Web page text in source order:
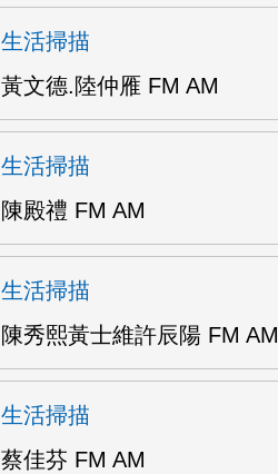
生活掃描
黃文德.陸仲雁 FM AM
生活掃描
陳殿禮 FM AM
生活掃描
陳秀熙黃士維許辰陽 FM AM
生活掃描
蔡佳芬 FM AM